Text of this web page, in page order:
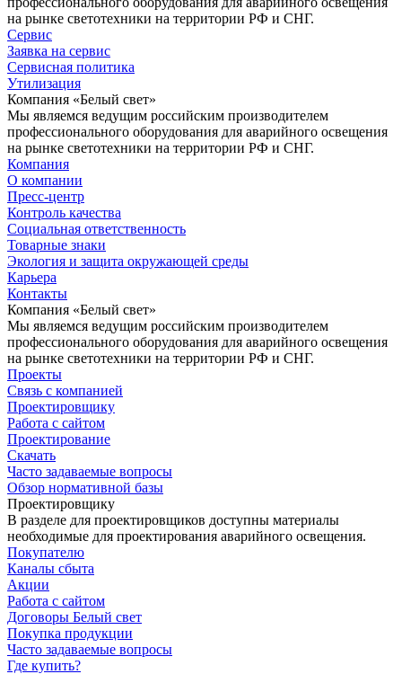
на рынке светотехники на территории РФ и СНГ.
Сервис
Заявка на сервис
Сервисная политика
Утилизация
Компания «Белый свет»
Мы являемся ведущим российским производителем
профессионального оборудования для аварийного освещения
на рынке светотехники на территории РФ и СНГ.
Компания
О компании
Пресс-центр
Контроль качества
Социальная ответственность
Товарные знаки
Экология и защита окружающей среды
Карьера
Контакты
Компания «Белый свет»
Мы являемся ведущим российским производителем
профессионального оборудования для аварийного освещения
на рынке светотехники на территории РФ и СНГ.
Проекты
Связь с компанией
Проектировщику
Работа с сайтом
Проектирование
Скачать
Часто задаваемые вопросы
Обзор нормативной базы
Проектировщику
В разделе для проектировщиков доступны материалы
необходимые для проектирования аварийного освещения.
Покупателю
Каналы сбыта
Акции
Работа с сайтом
Договоры Белый свет
Покупка продукции
Часто задаваемые вопросы
Где купить?